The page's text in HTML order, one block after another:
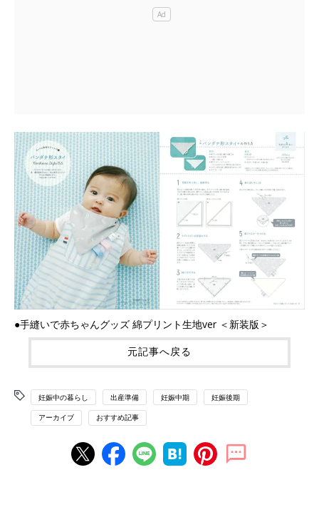
●手縫いで赤ちゃんグッズ 綿プリント生地ver ＜新装版＞
元記事へ戻る
妊娠中の暮らし 出産準備 妊娠中期 妊娠後期
アーカイブ おすすめ記事